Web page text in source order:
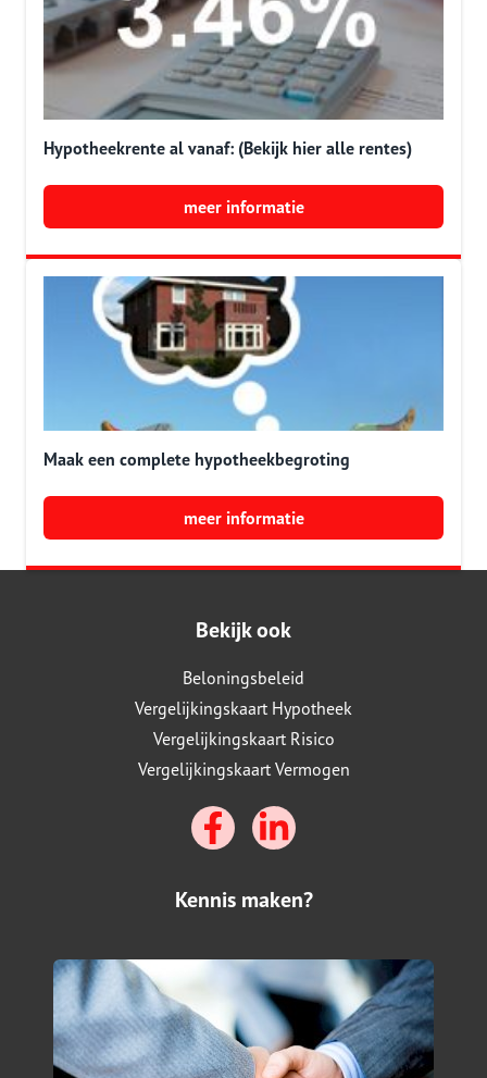
Hypotheekrente al vanaf: (Bekijk hier alle rentes)
meer informatie
Maak een complete hypotheekbegroting
meer informatie
Bekijk ook
Beloningsbeleid
Vergelijkingskaart Hypotheek
Vergelijkingskaart Risico
Vergelijkingskaart Vermogen
Kennis maken?